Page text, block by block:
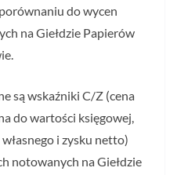
do wycen
na Giełdzie Papierów
są wskaźniki C/Z (cena
do wartości księgowej,
i zysku netto)
notowanych na Giełdzie